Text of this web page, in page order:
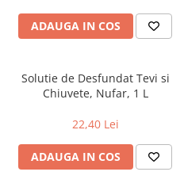
ADAUGA IN COS
Solutie de Desfundat Tevi si
Chiuvete, Nufar, 1 L
22,40 Lei
ADAUGA IN COS